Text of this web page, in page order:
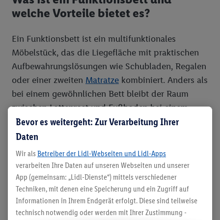
welche Vorteile bietet es?
Ein Funktionsbett ist ein multifunktionales
Möbelstück, das die Liegefläche mit praktischen
Aufbewahrungslösungen wie Schubladen, Regalen
oder einer zweiten Matratze kombiniert. Anders als
bei einem gewöhnlichen Bett bleibt der Raum
zwischen Lattenrost und Fußboden bei einem
Funktionsbett nicht ungenutzt. Auch gegenüber
separat kaufbaren Boxen, die man unter normale
Betten schieben kann, haben Stauraumbetten
Vorteile: Die eingebauten Schubladen bei einem
Schubkasten-Doppelbett schließen eng mit dem
Rahmen ab, wodurch der Inhalt vor Staub
geschützt bleiben kann. Zudem verfügen die
Auszüge meist über leichtgängige Rollen oder
Bevor es weitergeht: Zur Verarbeitung Ihrer
Daten
Wir als Betreiber der Lidl-Webseiten und Lidl-Apps
verarbeiten Ihre Daten auf unseren Webseiten und unserer
App (gemeinsam: „Lidl-Dienste“) mittels verschiedener
Techniken, mit denen eine Speicherung und ein Zugriff auf
Informationen in Ihrem Endgerät erfolgt. Diese sind teilweise
technisch notwendig oder werden mit Ihrer Zustimmung -